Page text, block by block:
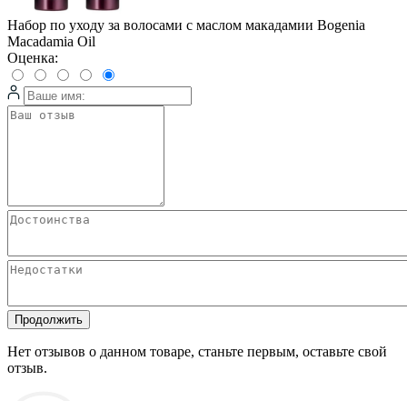
Набор по уходу за волосами с маслом макадамии Bogenia
Macadamia Oil
Оценка:
Продолжить
Нет отзывов о данном товаре, станьте первым, оставьте свой
отзыв.